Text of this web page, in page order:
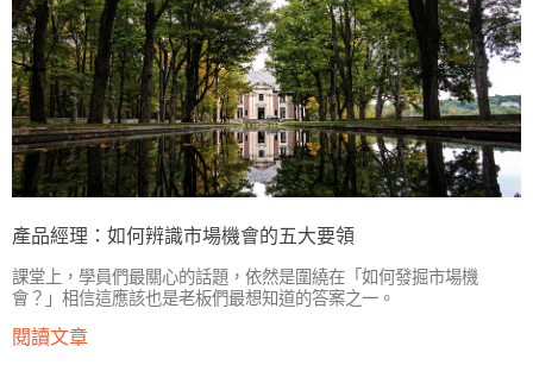
產品經理：如何辨識市場機會的五大要領
課堂上，學員們最關心的話題，依然是圍繞在「如何發掘市場機
會？」相信這應該也是老板們最想知道的答案之一。
閱讀文章